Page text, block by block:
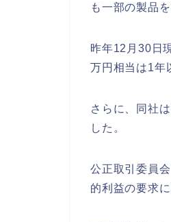
も一部の製品
昨年12月30日
万円相当は1年
さらに、同社
した。
公正取引委員
的利益の要求